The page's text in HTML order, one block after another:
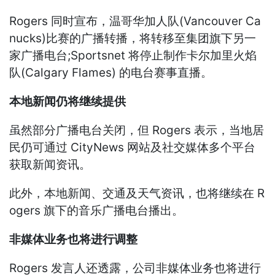
Rogers 同时宣布，温哥华加人队(Vancouver Ca
nucks)比赛的广播转播，将转移至集团旗下另一
家广播电台;Sportsnet 将停止制作卡尔加里火焰
队(Calgary Flames) 的电台赛事直播。
本地新闻仍将继续提供
虽然部分广播电台关闭，但 Rogers 表示，当地居
民仍可通过 CityNews 网站及社交媒体多个平台
获取新闻资讯。
此外，本地新闻、交通及天气资讯，也将继续在 R
ogers 旗下的音乐广播电台播出。
非媒体业务也将进行调整
Rogers 发言人还透露，公司非媒体业务也将进行